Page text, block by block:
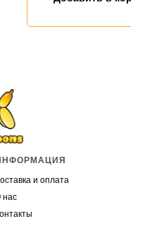
и оплата
нас